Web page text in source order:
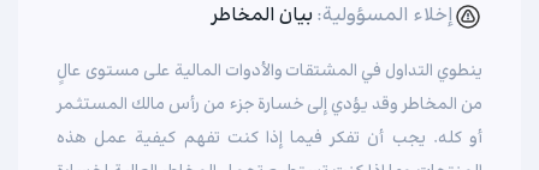
إخلاء المسؤولية: بيان المخاطر
ينطوي التداول في المشتقات والأدوات المالية على مستوى عالٍ
من المخاطر وقد يؤدي إلى خسارة جزء من رأس مالك المستثمر
أو كله. يجب أن تفكر فيما إذا كنت تفهم كيفية عمل هذه